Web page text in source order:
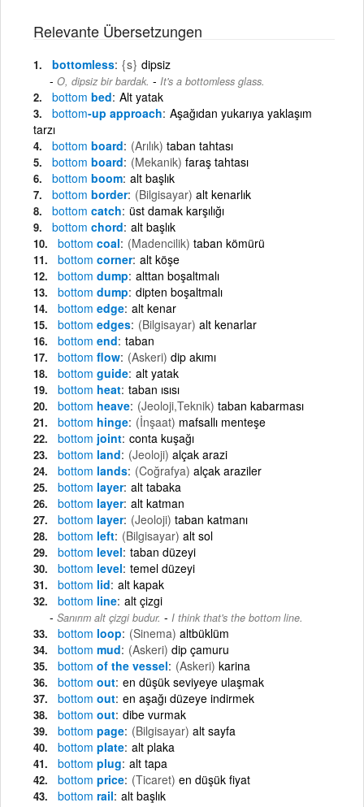
Relevante Übersetzungen
bottomless {s} dipsiz
O, dipsiz bir bardak. - It's a bottomless glass.
bottom bed Alt yatak
bottom-up approach Aşağıdan yukarıya yaklaşım
tarzı
bottom board (Arılık) taban tahtası
bottom board (Mekanik) faraş tahtası
bottom boom alt başlık
bottom border (Bilgisayar) alt kenarlık
bottom catch üst damak karşılığı
bottom chord alt başlık
bottom coal (Madencilik) taban kömürü
bottom corner alt köşe
bottom dump alttan boşaltmalı
bottom dump dipten boşaltmalı
bottom edge alt kenar
bottom edges (Bilgisayar) alt kenarlar
bottom end taban
bottom flow (Askeri) dip akımı
bottom guide alt yatak
bottom heat taban ısısı
bottom heave (Jeoloji,Teknik) taban kabarması
bottom hinge (İnşaat) mafsallı menteşe
bottom joint conta kuşağı
bottom land (Jeoloji) alçak arazi
bottom lands (Coğrafya) alçak araziler
bottom layer alt tabaka
bottom layer alt katman
bottom layer (Jeoloji) taban katmanı
bottom left (Bilgisayar) alt sol
bottom level taban düzeyi
bottom level temel düzeyi
bottom lid alt kapak
bottom line alt çizgi
Sanırım alt çizgi budur. - I think that's the bottom line.
bottom loop (Sinema) altbüklüm
bottom mud (Askeri) dip çamuru
bottom of the vessel (Askeri) karina
bottom out en düşük seviyeye ulaşmak
bottom out en aşağı düzeye indirmek
bottom out dibe vurmak
bottom page (Bilgisayar) alt sayfa
bottom plate alt plaka
bottom plug alt tapa
bottom price (Ticaret) en düşük fiyat
bottom rail alt başlık